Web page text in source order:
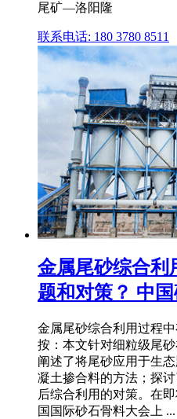
尾矿—洛阳隆
联系电话: 180 3780 8511
金属尾砂综合利
题和对策？ 中国
金属尾砂综合利用过程
按：本文针对细粒级尾
阐述了将尾砂应用于生
凝土掺合料的方法；探
后综合利用的对策。在
国国际砂石骨料大会上 ...